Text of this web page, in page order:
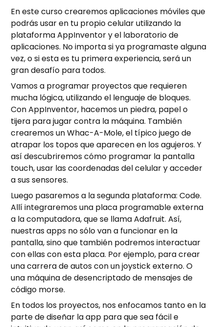
En este curso crearemos aplicaciones móviles que
podrás usar en tu propio celular utilizando la
plataforma AppInventor y el laboratorio de
aplicaciones. No importa si ya programaste alguna
vez, o si esta es tu primera experiencia, será un
gran desafío para todos.
Vamos a programar proyectos que requieren
mucha lógica, utilizando el lenguaje de bloques.
Con AppInventor, hacemos un piedra, papel o
tijera para jugar contra la máquina. También
crearemos un Whac-A-Mole, el típico juego de
atrapar los topos que aparecen en los agujeros. Y
así descubriremos cómo programar la pantalla
touch, usar las coordenadas del celular y acceder
a sus sensores.
Luego pasaremos a la segunda plataforma: Code.
Allí integraremos una placa programable externa
a la computadora, que se llama Adafruit. Así,
nuestras apps no sólo van a funcionar en la
pantalla, sino que también podremos interactuar
con ellas con esta placa. Por ejemplo, para crear
una carrera de autos con un joystick externo. O
una máquina de desencriptado de mensajes de
código morse.
En todos los proyectos, nos enfocamos tanto en la
parte de diseñar la app para que sea fácil e